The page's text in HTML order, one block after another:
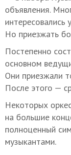
объявления.
интересовались
Но приезжать
Постепенно
основном
Они приезжали
После этого —
Некоторых
на большие
полноценный
музыкантами.